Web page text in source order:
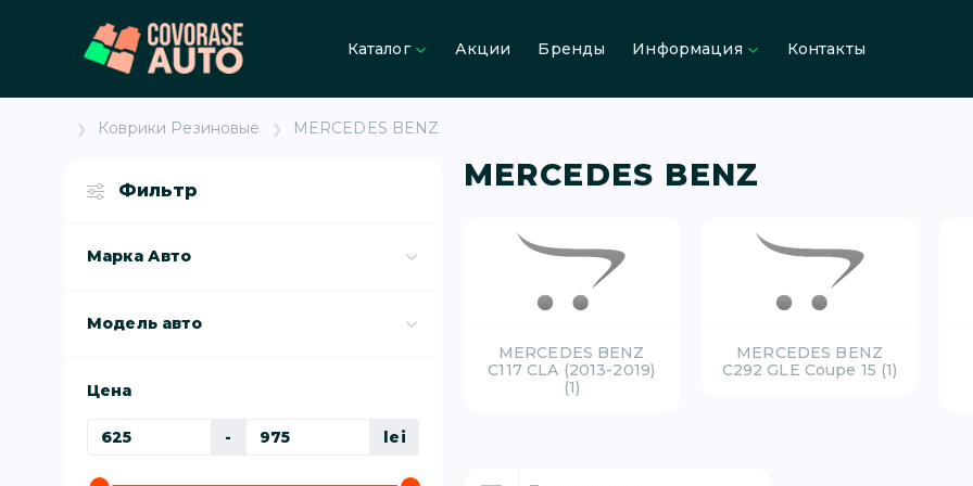
Каталог Акции Бренды Информация Контакты
Коврики Резиновые MERCEDES BENZ
Фильтр
Марка Авто
Модель авто
Цена
- lei
MERCEDES BENZ
MERCEDES BENZ
C117 CLA (2013-2019)
(1)
MERCEDES BENZ
C292 GLE Coupe 15 (1)